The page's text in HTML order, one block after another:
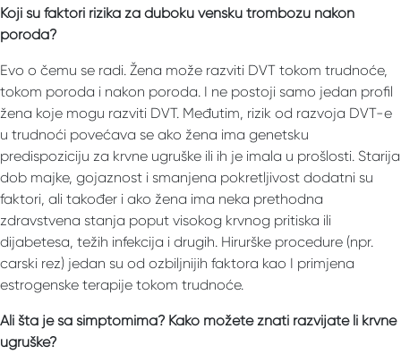
Koji su faktori rizika za duboku vensku trombozu nakon
poroda?
Evo o čemu se radi. Žena može razviti DVT tokom trudnoće,
tokom poroda i nakon poroda. I ne postoji samo jedan profil
žena koje mogu razviti DVT. Međutim, rizik od razvoja DVT-e
u trudnoći povećava se ako žena ima genetsku
predispoziciju za krvne ugruške ili ih je imala u prošlosti. Starija
dob majke, gojaznost i smanjena pokretljivost dodatni su
faktori, ali također i ako žena ima neka prethodna
zdravstvena stanja poput visokog krvnog pritiska ili
dijabetesa, težih infekcija i drugih. Hirurške procedure (npr.
carski rez) jedan su od ozbiljnijih faktora kao I primjena
estrogenske terapije tokom trudnoće.
Ali šta je sa simptomima? Kako možete znati razvijate li krvne
ugruške?